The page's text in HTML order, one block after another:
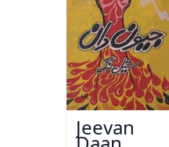
Jeevan